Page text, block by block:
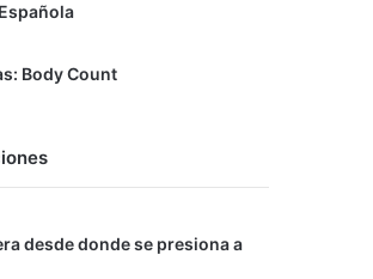
Body Count
desde donde se presiona a